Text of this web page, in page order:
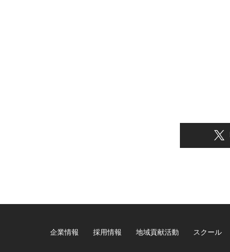
企業情報 採用情報 地域貢献活動 スクール